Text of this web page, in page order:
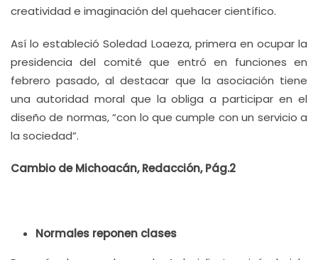
creatividad e imaginación del quehacer científico.
Así lo estableció Soledad Loaeza, primera en ocupar la
presidencia del comité que entró en funciones en
febrero pasado, al destacar que la asociación tiene
una autoridad moral que la obliga a participar en el
diseño de normas, “con lo que cumple con un servicio a
la sociedad”.
Cambio de Michoacán, Redacción, Pág.2
Normales reponen clases